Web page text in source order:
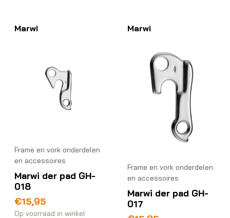
Marwi
Frame en vork onderdelen
en accessoires
Marwi der pad GH-
018
€15,95
Op voorraad in winkel
Marwi
Frame en vork onderdelen
en accessoires
Marwi der pad GH-
017